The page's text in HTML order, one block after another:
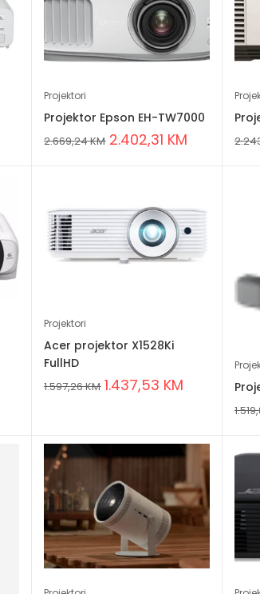
Projektori
Projektor Epson EH-TW7000
2.669,24KM 2.402,31 KM
Projektori
Acer projektor X1528Ki
FullHD
1.597,26KM 1.437,53 KM